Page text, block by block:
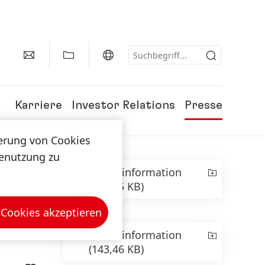
Karriere Investor Relations Presse
Presseinformation
(363,95 KB)
Presseinformation
(143,46 KB)
von Cookies
zu
akzeptieren